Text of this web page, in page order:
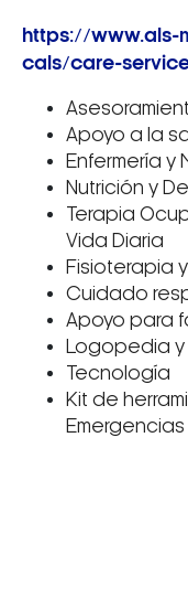
https://
cals/care-
Apoyo a la
Enfermería y
Nutrición y
Terapia
Vida Diaria
Fisioterapia
Cuidado
Apoyo para
Logopedia
Tecnología
Kit de
Emergencias